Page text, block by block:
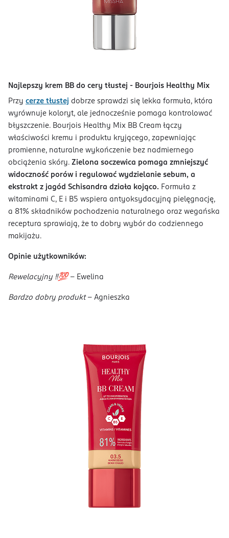
Najlepszy krem BB do cery tłustej - Bourjois Healthy Mix
Przy cerze tłustej dobrze sprawdzi się lekka formuła, która
wyrównuje koloryt, ale jednocześnie pomaga kontrolować
błyszczenie. Bourjois Healthy Mix BB Cream łączy
właściwości kremu i produktu kryjącego, zapewniając
promienne, naturalne wykończenie bez nadmiernego
obciążenia skóry. Zielona soczewica pomaga zmniejszyć
widoczność porów i regulować wydzielanie sebum, a
ekstrakt z jagód Schisandra działa kojąco. Formuła z
witaminami C, E i B5 wspiera antyoksydacyjną pielęgnację,
a 81% składników pochodzenia naturalnego oraz wegańska
receptura sprawiają, że to dobry wybór do codziennego
makijażu.
Opinie użytkowników:
Rewelacyjny !!💯- Ewelina
Bardzo dobry produkt- Agnieszka